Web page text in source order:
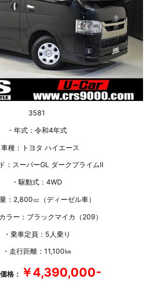
3581
・年式：令和4年式
車種：トヨタ ハイエース
：スーパーGL ダークプライムⅡ
・駆動式：4WD
：2,800㏄（ディーゼル車）
ラー：ブラックマイカ（209）
・乗車定員：5人乗り
・走行距離：11,100㎞
格： ￥4,390,000-